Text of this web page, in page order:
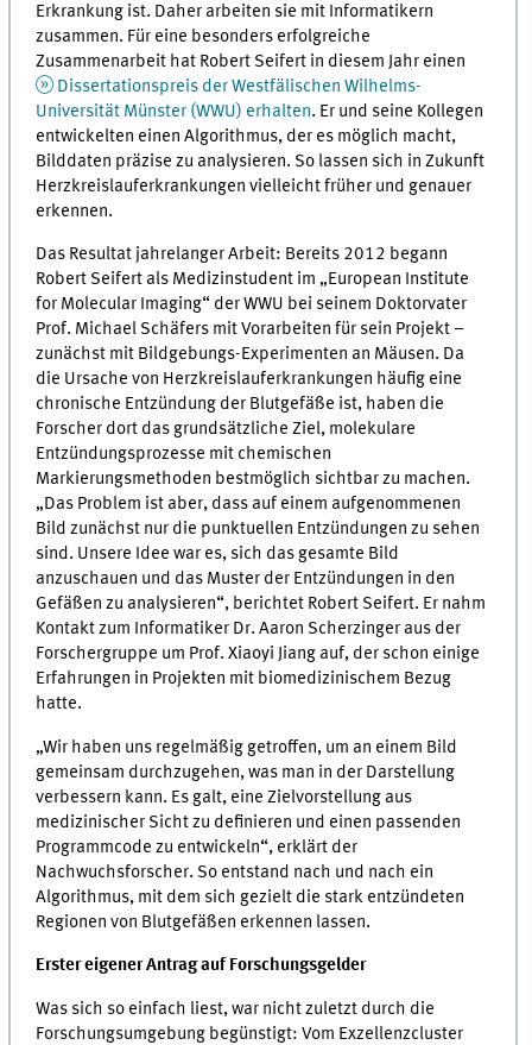
Erkrankung ist. Daher arbeiten sie mit Informatikern
zusammen. Für eine besonders erfolgreiche
Zusammenarbeit hat Robert Seifert in diesem Jahr einen
Dissertationspreis der Westfälischen Wilhelms-
Universität Münster (WWU) erhalten. Er und seine Kollegen
entwickelten einen Algorithmus, der es möglich macht,
Bilddaten präzise zu analysieren. So lassen sich in Zukunft
Herzkreislauferkrankungen vielleicht früher und genauer
erkennen.
Das Resultat jahrelanger Arbeit: Bereits 2012 begann
Robert Seifert als Medizinstudent im „European Institute
for Molecular Imaging“ der WWU bei seinem Doktorvater
Prof. Michael Schäfers mit Vorarbeiten für sein Projekt –
zunächst mit Bildgebungs-Experimenten an Mäusen. Da
die Ursache von Herzkreislauferkrankungen häufig eine
chronische Entzündung der Blutgefäße ist, haben die
Forscher dort das grundsätzliche Ziel, molekulare
Entzündungsprozesse mit chemischen
Markierungsmethoden bestmöglich sichtbar zu machen.
„Das Problem ist aber, dass auf einem aufgenommenen
Bild zunächst nur die punktuellen Entzündungen zu sehen
sind. Unsere Idee war es, sich das gesamte Bild
anzuschauen und das Muster der Entzündungen in den
Gefäßen zu analysieren“, berichtet Robert Seifert. Er nahm
Kontakt zum Informatiker Dr. Aaron Scherzinger aus der
Forschergruppe um Prof. Xiaoyi Jiang auf, der schon einige
Erfahrungen in Projekten mit biomedizinischem Bezug
hatte.
„Wir haben uns regelmäßig getroffen, um an einem Bild
gemeinsam durchzugehen, was man in der Darstellung
verbessern kann. Es galt, eine Zielvorstellung aus
medizinischer Sicht zu definieren und einen passenden
Programmcode zu entwickeln“, erklärt der
Nachwuchsforscher. So entstand nach und nach ein
Algorithmus, mit dem sich gezielt die stark entzündeten
Regionen von Blutgefäßen erkennen lassen.
Erster eigener Antrag auf Forschungsgelder
Was sich so einfach liest, war nicht zuletzt durch die
Forschungsumgebung begünstigt: Vom Exzellenzcluster